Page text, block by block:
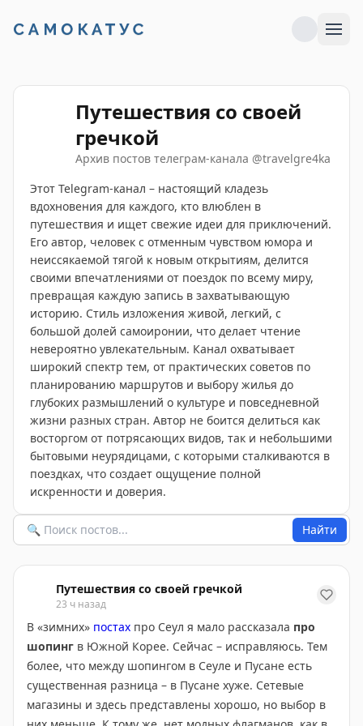
Путешествия со своей
гречкой
Архив постов телеграм-канала @travelgre4ka
Этот Telegram-канал – настоящий кладезь
вдохновения для каждого, кто влюблен в
путешествия и ищет свежие идеи для приключений.
Его автор, человек с отменным чувством юмора и
неиссякаемой тягой к новым открытиям, делится
своими впечатлениями от поездок по всему миру,
превращая каждую запись в захватывающую
историю. Стиль изложения живой, легкий, с
большой долей самоиронии, что делает чтение
невероятно увлекательным. Канал охватывает
широкий спектр тем, от практических советов по
планированию маршрутов и выбору жилья до
глубоких размышлений о культуре и повседневной
жизни разных стран. Автор не боится делиться как
восторгом от потрясающих видов, так и небольшими
бытовыми неурядицами, с которыми сталкиваются в
поездках, что создает ощущение полной
искренности и доверия.
Найти
Путешествия со своей гречкой
23 ч назад
В «зимних» постах про Сеул я мало рассказала про
шопинг в Южной Корее. Сейчас – исправляюсь. Тем
более, что между шопингом в Сеуле и Пусане есть
существенная разница – в Пусане хуже. Сетевые
магазины и здесь представлены хорошо, но выбор в